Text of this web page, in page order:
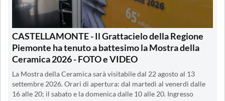
CASTELLAMONTE - Il Grattacielo della Regione
Piemonte ha tenuto a battesimo la Mostra della
Ceramica 2026 - FOTO e VIDEO
La Mostra della Ceramica sarà visitabile dal 22 agosto al 13
settembre 2026. Orari di apertura: dal martedì al venerdì dalle
16 alle 20; il sabato e la domenica dalle 10 alle 20. Ingresso